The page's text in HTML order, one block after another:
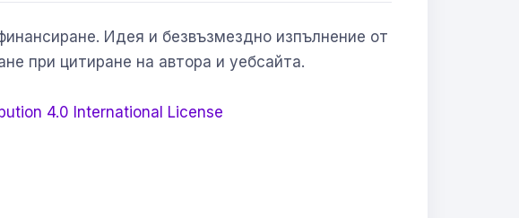
Идея и безвъзмездно изпълнение от
при цитиране на автора и уебсайта.
4.0 International License